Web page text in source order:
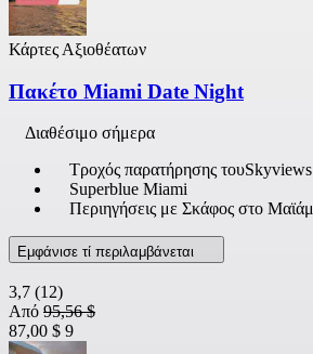
Κάρτες Αξιοθέατων
Πακέτο Miami Date Night
Διαθέσιμο σήμερα
Τροχός παρατήρησης
Superblue Miami
Περιηγήσεις με Σκάφος στο
Εμφάνισε τί περιλαμβάνεται
3,7 (12)
Από 95,56 $
87,00 $ 9